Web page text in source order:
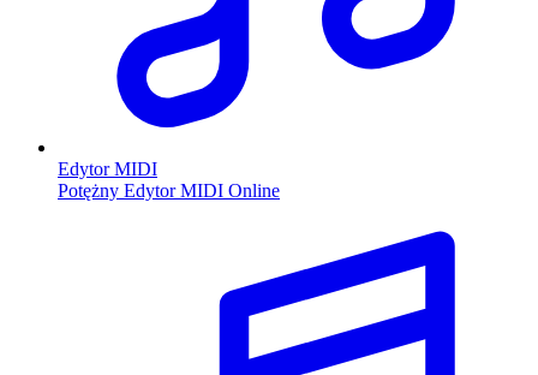
Edytor MIDI
Potężny Edytor MIDI Online